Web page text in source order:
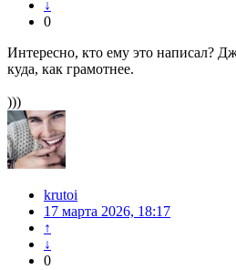
↓
0
Интересно, кто ему это написал?
куда, как грамотнее.
)))
krutoi
17 марта 2026, 18:17
↑
↓
0